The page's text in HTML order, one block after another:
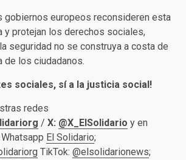
gobiernos europeos reconsideren esta
y protejan los derechos sociales,
seguridad no se construya a costa de
de los ciudadanos.
sociales, sí a la justicia social!
redes
/ X: @X_ElSolidario y en
El Solidario;
TikTok: @elsolidarionews;